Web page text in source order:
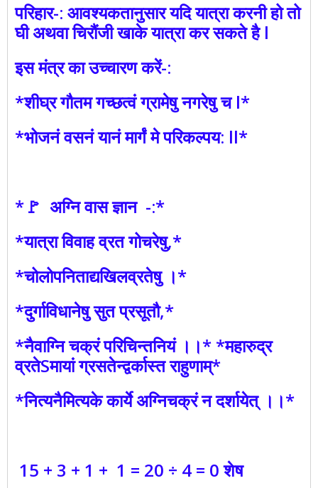
परिहार-: आवश्यकतानुसार यदि यात्रा करनी हो तो
घी अथवा चिरौंजी खाके यात्रा कर सकते है l
इस मंत्र का उच्चारण करें-:
*शीघ्र गौतम गच्छत्वं ग्रामेषु नगरेषु च l*
*भोजनं वसनं यानं मार्गं मे परिकल्पय: ll*
*🚩 अग्नि वास ज्ञान -:*
*यात्रा विवाह व्रत गोचरेषु,*
*चोलोपनिताद्यखिलव्रतेषु ।*
*दुर्गाविधानेषु सुत प्रसूतौ,*
*नैवाग्नि चक्रं परिचिन्तनियं ।।* *महारुद्र
व्रतेSमायां ग्रसतेन्द्वर्कास्त राहुणाम्*
*नित्यनैमित्यके कार्ये अग्निचक्रं न दर्शायेत् ।।*
15 + 3 + 1 + 1 = 20 ÷ 4 = 0 शेष